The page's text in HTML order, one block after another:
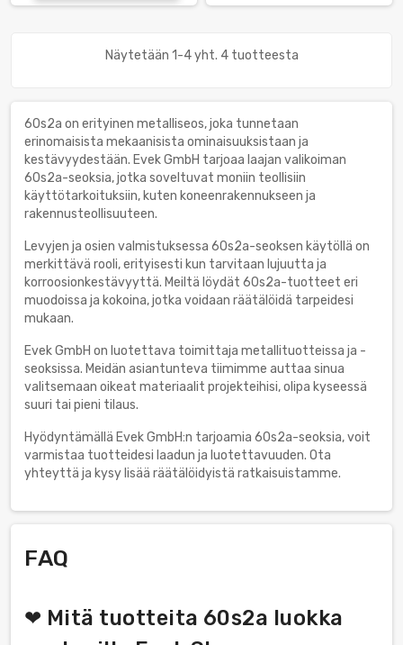
Näytetään 1-4 yht. 4 tuotteesta
60s2a on erityinen metalliseos, joka tunnetaan
erinomaisista mekaanisista ominaisuuksistaan ja
kestävyydestään. Evek GmbH tarjoaa laajan valikoiman
60s2a-seoksia, jotka soveltuvat moniin teollisiin
käyttötarkoituksiin, kuten koneenrakennukseen ja
rakennusteollisuuteen.
Levyjen ja osien valmistuksessa 60s2a-seoksen käytöllä on
merkittävä rooli, erityisesti kun tarvitaan lujuutta ja
korroosionkestävyyttä. Meiltä löydät 60s2a-tuotteet eri
muodoissa ja kokoina, jotka voidaan räätälöidä tarpeidesi
mukaan.
Evek GmbH on luotettava toimittaja metallituotteissa ja -
seoksissa. Meidän asiantunteva tiimimme auttaa sinua
valitsemaan oikeat materiaalit projekteihisi, olipa kyseessä
suuri tai pieni tilaus.
Hyödyntämällä Evek GmbH:n tarjoamia 60s2a-seoksia, voit
varmistaa tuotteidesi laadun ja luotettavuuden. Ota
yhteyttä ja kysy lisää räätälöidyistä ratkaisuistamme.
FAQ
❤ Mitä tuotteita 60s2a luokka